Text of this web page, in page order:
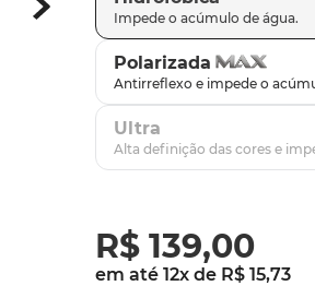
Polarizada
Ultra
R$ 139,00
em até12x de R$ 15,73